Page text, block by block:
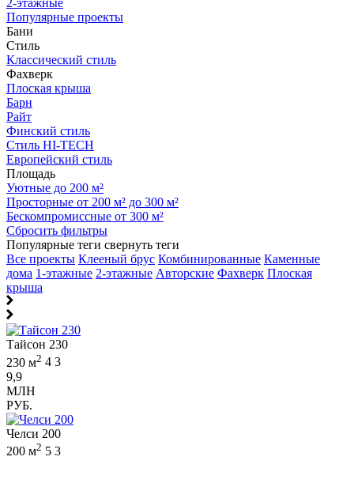
2-этажные
Популярные проекты
Бани
Стиль
Классический стиль
Фахверк
Плоская крыша
Барн
Райт
Финский стиль
Стиль HI-TECH
Европейский стиль
Площадь
Уютные до 200 м²
Просторные от 200 м² до 300 м²
Бескомпромиссные от 300 м²
Сбросить фильтры
Популярные теги свернуть теги
Все проекты Клееный брус Комбинированные Каменные
дома 1-этажные 2-этажные Авторские Фахверк Плоская
крыша
Тайсон 230
230 м2 4 3
9,9
МЛН
РУБ.
Челси 200
200 м2 5 3